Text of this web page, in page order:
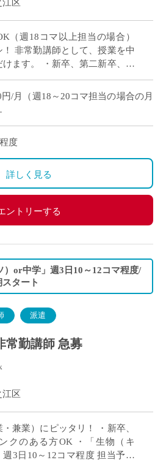
区
（週18コマ以上担当の場合）
非常勤講師として、授業を中
ます。 ・新卒、第二新卒、ブ
期スター […]
円/月（週18～20コマ担当の場合の月
の場合、社会保険加入
度
詳しく見る
ントリーする
）or中学」週3日10～12コマ程度/
タート
派遣
常勤講師 急募
区
・兼業）にピッタリ！ ・新卒、
クのある方OK ・「生物（キ
週3日10～12コマ程度 担当予定